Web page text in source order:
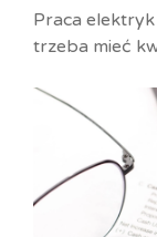
Praca elektryk
trzeba mieć